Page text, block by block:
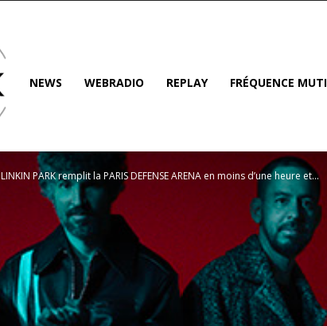
NEWS WEBRADIO REPLAY FRÉQUENCE
LINKIN PARK remplit la PARIS DEFENSE ARENA en moins d’une heure et...